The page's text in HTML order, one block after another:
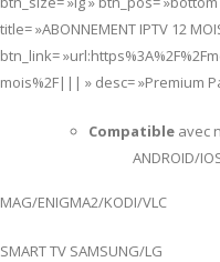
title= »ABONNEMENT IPTV 12
btn_link=
mois%2F||| » desc= »Premium
Compatible avec
ANDROID/
MAG/ENIGMA2/KODI/VLC
SMART TV SAMSUNG/LG